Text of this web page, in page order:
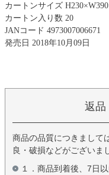
カートンサイズ
カートン入り数 20
JANコード 4973007006671
発売日 2018年10月09日
返品
商品の品質につきまして
良・破損などがございま
１．商品到着後、7日